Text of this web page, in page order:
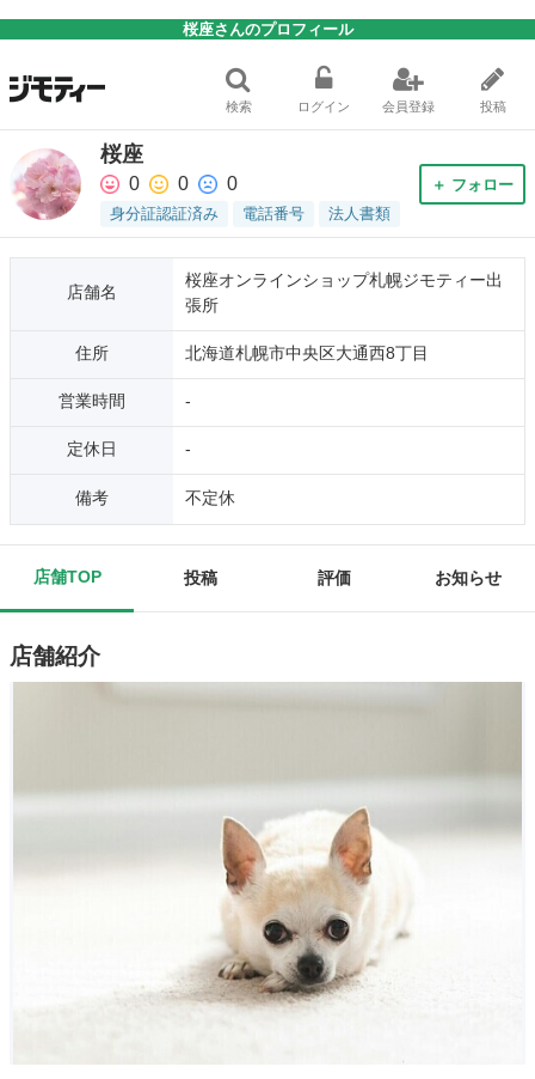
桜座さんのプロフィール
検索 ログイン 会員登録 投稿
桜座
0 0 0
身分証認証済み 電話番号 法人書類
＋ フォロー
店舗名
桜座オンラインショップ札幌ジモティー出
張所
住所 北海道札幌市中央区大通西8丁目
営業時間 -
定休日 -
備考 不定休
店舗TOP 投稿 評価 お知らせ
店舗紹介